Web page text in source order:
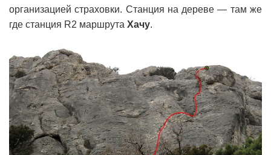
организацией страховки. Станция на дереве — там же
где станция R2 маршрута Хачу.